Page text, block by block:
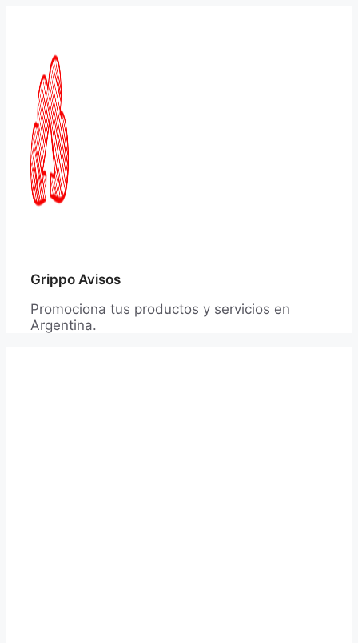
Grippo Avisos
Promociona tus productos y servicios en
Argentina.